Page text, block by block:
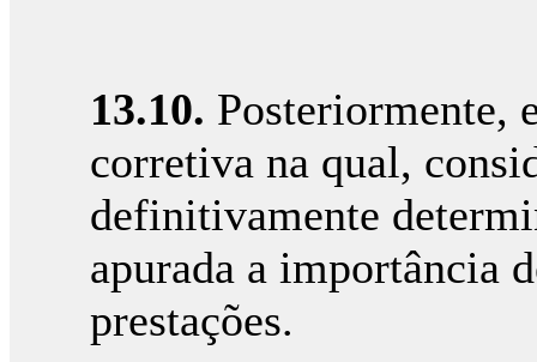
13.10. Posteriormente,
corretiva na qual,
definitivamente
apurada a importância
prestações.